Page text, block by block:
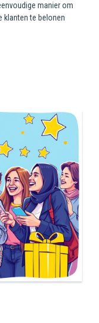
manier om
klanten te belonen